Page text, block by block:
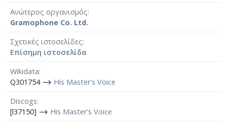
Ανώτερος οργανισμός
Gramophone Co. Ltd.
Σχετικές ιστοσελίδες
Επίσημη ιστοσελίδα
Wikidata
Q301754 ⟶ His Master's Voice
Discogs
[l37150] ⟶ His Master's Voice